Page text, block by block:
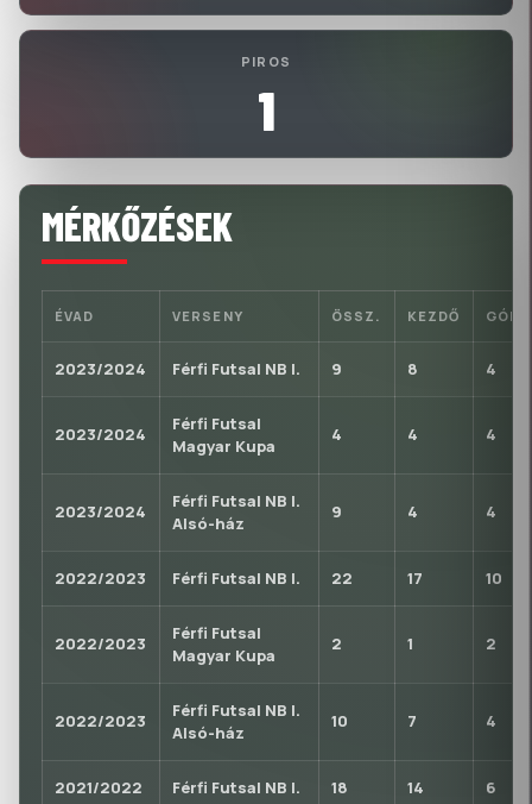
PIROS
1
MÉRKŐZÉSEK
ÉVAD VERSENY ÖSSZ. KEZDŐ GÓL
2023/2024 Férfi Futsal NB I. 9 8 4
2023/2024
Férfi Futsal
Magyar Kupa
4 4 4
2023/2024
Férfi Futsal NB I.
Alsó-ház
9 4 4
2022/2023 Férfi Futsal NB I. 22 17 10
2022/2023
Férfi Futsal
Magyar Kupa
2 1 2
2022/2023
Férfi Futsal NB I.
Alsó-ház
10 7 4
2021/2022 Férfi Futsal NB I. 18 14 6